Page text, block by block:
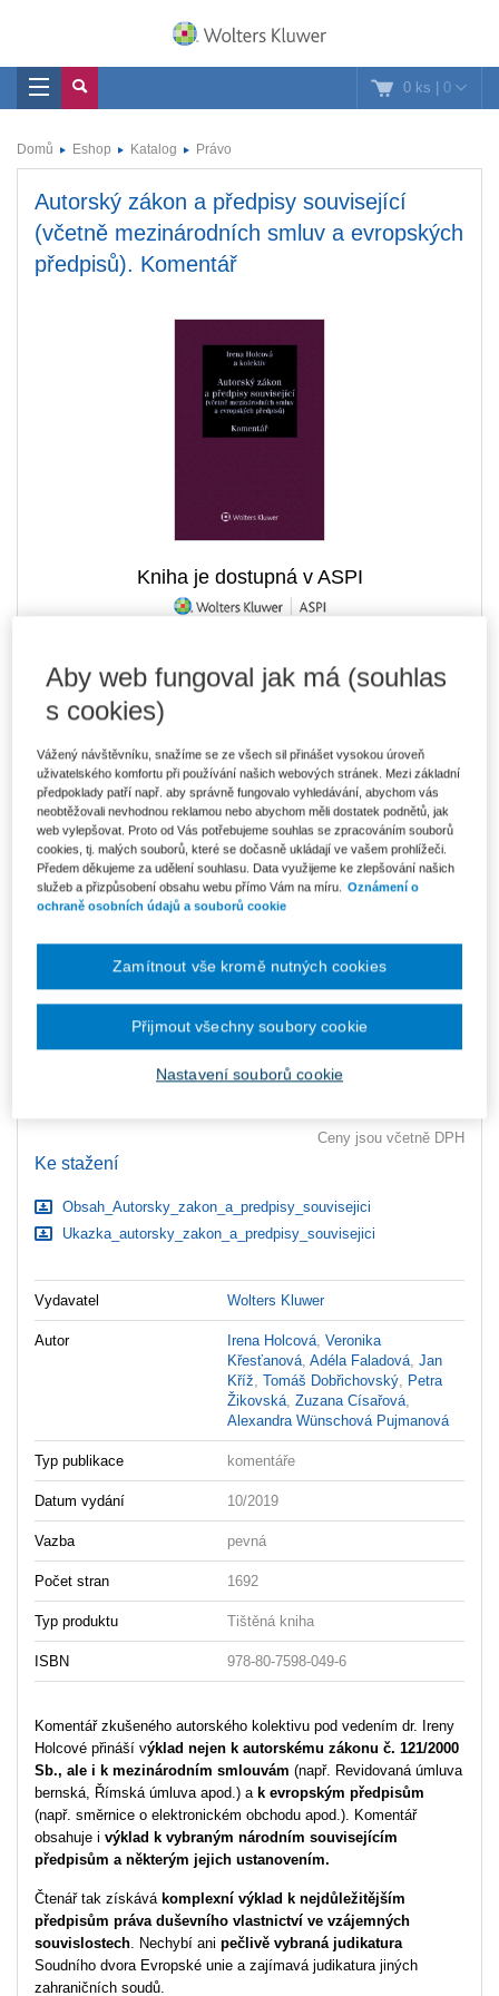
0 ks | 0
Domů Eshop Katalog Právo
Autorský zákon a předpisy související
(včetně mezinárodních smluv a evropských
předpisů). Komentář
Kniha je dostupná v ASPI
3 400 Kč
Tištěná kniha
Skladem- expedice do 2 pracovních dnů
2 890 Kč
E-kniha Smarteca + soubory ke stažení
V prodeji - ihned k dispozici
Co je Smarteca?
Kde najdu soubory e-knih?
Balíček - Tištěná kniha + E-kniha
Smarteca + soubory ke stažení
Upozorňujeme, že v období od 1.8. do 21.8. z technických
důvodů nemůžeme vystavovat daňové doklady. Budou vám
zaslány dodatečně e-mailem.
ks Vložit do košíku
Ceny jsou včetně DPH
Ke stažení
Obsah_Autorsky_zakon_a_predpisy_souvisejici
Ukazka_autorsky_zakon_a_predpisy_souvisejici
Vydavatel Wolters Kluwer
Autor Irena Holcová ,Veronika
Křesťanová ,Adéla Faladová ,Jan
Kříž ,Tomáš Dobřichovský Petra
Žikovská ,Zuzana Císařová
Alexandra Wünschová Pujmanová
Typ publikace komentáře
Datum vydání 10/2019
Vazba pevná
Počet stran 1692
Typ produktu Tištěná kniha
ISBN 978-80-7598-049-6
Komentář zkušeného autorského kolektivu pod vedením dr. Ireny
Holcové přináší výklad nejen k autorskému zákonu č. 121/2000
Sb., ale i k mezinárodním smlouvám (např. Revidovaná úmluva
bernská, Římská úmluva apod.) a k evropským předpisům
(např. směrnice o elektronickém obchodu apod.). Komentář
obsahuje i výklad k vybraným národním souvisejícím
předpisům a některým jejich ustanovením.
Čtenář tak získává komplexní výklad k nejdůležitějším
předpisům práva duševního vlastnictví ve vzájemných
souvislostech . Nechybí ani pečlivě vybraná judikatura
Soudního dvora Evropské unie a zajímavá judikatura jiných
zahraničních soudů.
Aby web fungoval jak má (souhlas
s cookies)
Vážený návštěvníku, snažíme se ze všech sil přinášet vysokou úroveň
uživatelského komfortu při používání našich webových stránek. Mezi základní
předpoklady patří např. aby správně fungovalo vyhledávání, abychom vás
neobtěžovali nevhodnou reklamou nebo abychom měli dostatek podnětů, jak
web vylepšovat. Proto od Vás potřebujeme souhlas se zpracováním souborů
cookies, tj. malých souborů, které se dočasně ukládají ve vašem prohlížeči.
Předem děkujeme za udělení souhlasu. Data využijeme ke zlepšování našich
služeb a přizpůsobení obsahu webu přímo Vám na míru. Oznámení o
ochraně osobních údajů a souborů cookie
Nastavení souborů cookie
Zamítnout vše kromě nutných cookies
Přijmout všechny soubory cookie